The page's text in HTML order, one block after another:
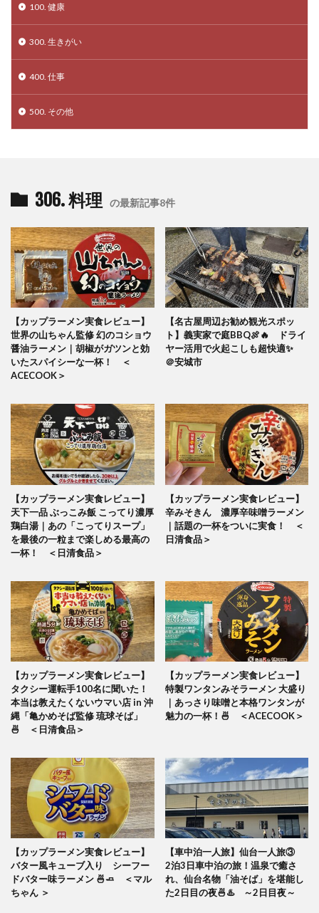
100. 健康
300. 生きがい
400. 仕事
500. その他
306. 料理 の最新記事8件
【カップラーメン実食レビュー】
世界の山ちゃん監修 幻のコショウ
醤油ラーメン｜胡椒がガツンと効
いたスパイシーな一杯！ ＜
ACECOOK＞
【名古屋周辺お勧め観光スポッ
ト】義実家で庭BBQ🍖🔥 ドライ
ヤー活用で火起こしも超快適✨
＠安城市
【カップラーメン実食レビュー】
天下一品 ぶっこみ飯 こってり濃厚
鶏白湯｜あの「こってりスープ」
を最後の一粒まで楽しめる最高の
一杯！ ＜日清食品＞
【カップラーメン実食レビュー】
辛みそきん 濃厚辛味噌ラーメン
｜話題の一杯をついに実食！ ＜
日清食品＞
【カップラーメン実食レビュー】
タクシー運転手100名に聞いた！
本当は教えたくないウマい店 in 沖
縄「亀かめそば監修 琉球そば」
🍜 ＜日清食品＞
【カップラーメン実食レビュー】
特製ワンタンみそラーメン 大盛り
｜あっさり味噌と本格ワンタンが
魅力の一杯！🍜 ＜ACECOOK＞
【カップラーメン実食レビュー】
バター風キューブ入り シーフー
ドバター味ラーメン 🍜🧈 ＜マル
ちゃん ＞
【車中泊一人旅】仙台一人旅③
2泊3日車中泊の旅！温泉で癒さ
れ、仙台名物「油そば」を堪能し
た2日目の夜🍜♨️ ～2日目夜～